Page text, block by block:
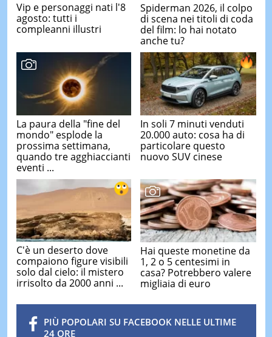
Vip e personaggi nati l'8
agosto: tutti i
compleanni illustri
Spiderman 2026, il colpo
di scena nei titoli di coda
del film: lo hai notato
anche tu?
La paura della "fine del
mondo" esplode la
prossima settimana,
quando tre agghiaccianti
eventi ...
In soli 7 minuti venduti
20.000 auto: cosa ha di
particolare questo
nuovo SUV cinese
C'è un deserto dove
compaiono figure visibili
solo dal cielo: il mistero
irrisolto da 2000 anni ...
Hai queste monetine da
1, 2 o 5 centesimi in
casa? Potrebbero valere
migliaia di euro
PIÙ POPOLARI SU FACEBOOK NELLE ULTIME
24 ORE